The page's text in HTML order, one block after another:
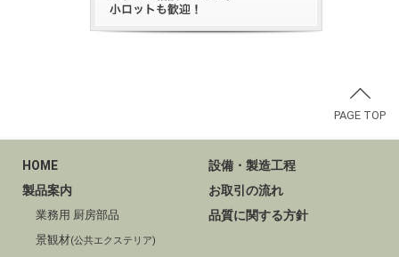
PAGE TOP
HOME
製品案内
業務用 厨房部品
景観材(公共エクステリア)
設備・製造工程
お取引の流れ
品質に関する方針